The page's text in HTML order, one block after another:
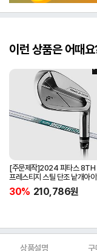
이런 상품은 어때
[주문제작]2024 피타스 8TH
프레스티지 스틸 단조 낱개아
[남성용][4번][NSPRO950GH
NEO]
30% 210,786원
상품설명 구